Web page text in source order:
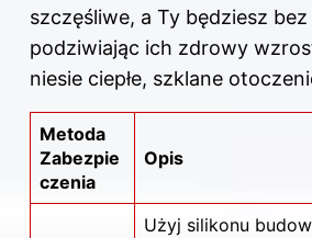
szczęśliwe, a Ty będziesz
podziwiając ich zdrowy
niesie ciepłe, szklane
Metoda
Zabezpie
czenia
Opis
Użyj silikonu